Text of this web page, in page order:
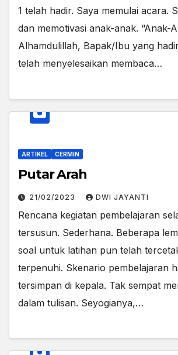
1 telah hadir. Saya memulai acara.
dan memotivasi anak-anak. “Anak-
Alhamdulillah, Bapak/Ibu yang
telah menyelesaikan membaca…
ARTIKEL CERMIN
Putar Arah
21/02/2023 DWI JAYANTI
Rencana kegiatan pembelajaran
tersusun. Sederhana. Beberapa
soal untuk latihan pun telah
terpenuhi. Skenario pembelajaran
tersimpan di kepala. Tak sempat
dalam tulisan. Seyogianya,…